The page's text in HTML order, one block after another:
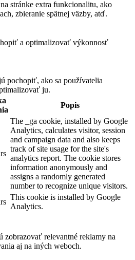
stránke extra funkcionalitu, ako
zbieranie spätnej väzby, atď.
a optimalizovať výkonnosť
pochopiť, ako sa používatelia
ju.
Popis
The _ga cookie, installed by Google
Analytics, calculates visitor, session
and campaign data and also keeps
track of site usage for the site's
analytics report. The cookie stores
information anonymously and
assigns a randomly generated
number to recognize unique visitors.
This cookie is installed by Google
Analytics.
zobrazovať relevantné reklamy na
aj na iných weboch.